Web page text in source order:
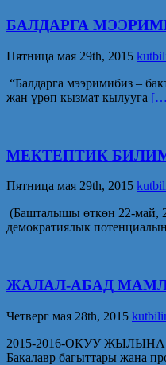
БАЛДАРГА
Пятница мая 29th, 2015
“Балдарга мээримибиз –
жан үрөп кызмат кылууга
МЕКТЕПТИК
Пятница мая 29th, 2015
(Башталышы өткөн 22-май,
демократиялык
ЖАЛАЛ-АБАД
Четверг мая 28th, 2015
2015-2016-ОКУУ
Бакалавр багыттары